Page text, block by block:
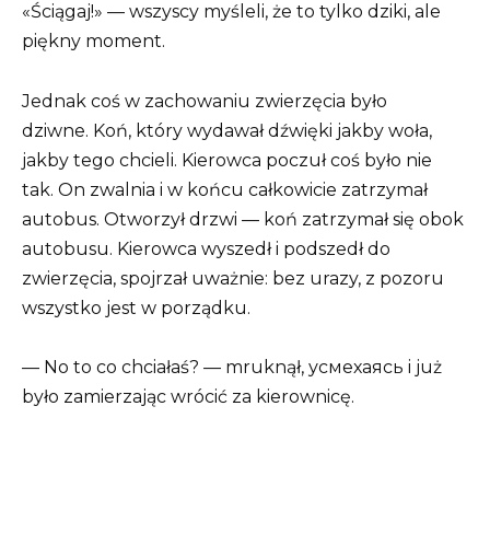
«Ściągaj!» — wszyscy myśleli, że to tylko dziki, ale
piękny moment.
Jednak coś w zachowaniu zwierzęcia było
dziwne. Koń, który wydawał dźwięki jakby woła,
jakby tego chcieli. Kierowca poczuł coś było nie
tak. On zwalnia i w końcu całkowicie zatrzymał
autobus. Otworzył drzwi — koń zatrzymał się obok
autobusu. Kierowca wyszedł i podszedł do
zwierzęcia, spojrzał uważnie: bez urazy, z pozoru
wszystko jest w porządku.
— No to co chciałaś? — mruknął, усмехаясь i już
było zamierzając wrócić za kierownicę.